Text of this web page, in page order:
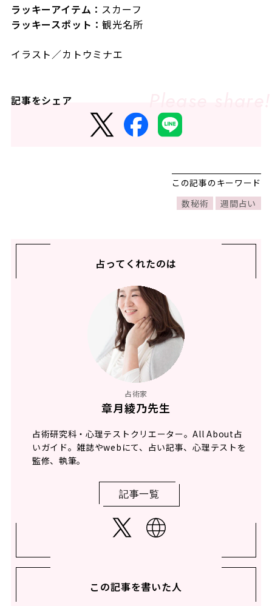
ラッキーアイテム： スカーフ
ラッキースポット：観光名所
イラスト／カトウミナエ
記事をシェア
この記事のキーワード
数秘術
週間占い
占ってくれたのは
占術家
章月綾乃先生
占術研究科・心理テストクリエーター。All About占
いガイド。雑誌やwebにて、占い記事、心理テストを
監修、執筆。
記事一覧
この記事を書いた人